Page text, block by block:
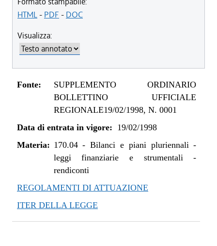
HTML- PDF - DOC
Visualizza:
Fonte:
SUPPLEMENTO ORDINARIO
BOLLETTINO UFFICIALE
REGIONALE19/02/1998, N. 0001
Data di entrata in vigore: 19/02/1998
Materia: 170.04-Bilanci e piani pluriennali -
leggi finanziarie e strumentali -
rendiconti
REGOLAMENTI DI ATTUAZIONE
ITER DELLA LEGGE